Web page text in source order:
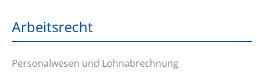
Arbeitsrecht
Personalwesen und Lohnabrechnung